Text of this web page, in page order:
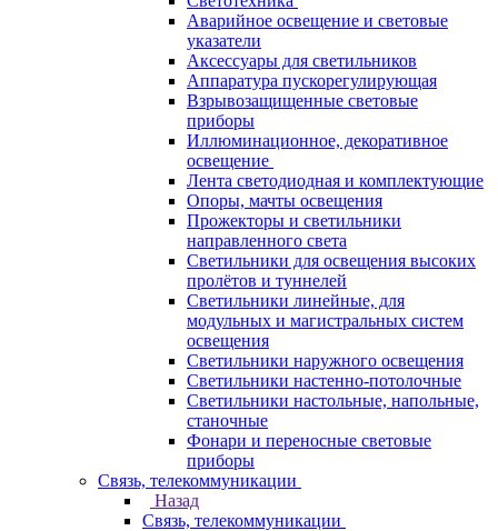
Аварийное освещение и световые
указатели
Аксессуары для светильников
Аппаратура пускорегулирующая
Взрывозащищенные световые
приборы
Иллюминационное, декоративное
освещение
Лента светодиодная и комплектующие
Опоры, мачты освещения
Прожекторы и светильники
направленного света
Светильники для освещения высоких
пролётов и туннелей
Светильники линейные, для
модульных и магистральных систем
освещения
Светильники наружного освещения
Светильники настенно-потолочные
Светильники настольные, напольные,
станочные
Фонари и переносные световые
приборы
Связь, телекоммуникации
Назад
Связь, телекоммуникации